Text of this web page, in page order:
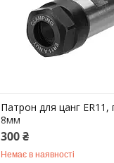
Патрон для цанг ER11,
8мм
300 ₴
Немає в наявності